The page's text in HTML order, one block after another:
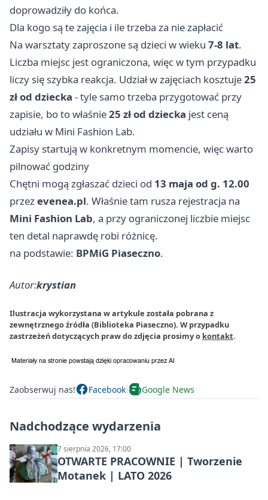
doprowadziły do końca.
Dla kogo są te zajęcia i ile trzeba za nie zapłacić
Na warsztaty zaproszone są dzieci w wieku 7-8 lat.
Liczba miejsc jest ograniczona, więc w tym przypadku
liczy się szybka reakcja. Udział w zajęciach kosztuje25
zł od dziecka - tyle samo trzeba przygotować przy
zapisie, bo to właśnie25 zł od dziecka jest ceną
udziału w Mini Fashion Lab.
Zapisy startują w konkretnym momencie, więc warto
pilnować godziny
Chętni mogą zgłaszać dzieci od 13 maja od g. 12.00
przezevenea.pl. Właśnie tam rusza rejestracja na
Mini Fashion Lab, a przy ograniczonej liczbie miejsc
ten detal naprawdę robi różnicę.
na podstawie: BPMiG Piaseczno.
Autor:krystian
Ilustracja wykorzystana w artykule została pobrana z
zewnętrznego źródła (Biblioteka Piaseczno). W przypadku
zastrzeżeń dotyczących praw do zdjęcia prosimy o kontakt.
Zaobserwuj nas! Facebook Google News
Nadchodzące wydarzenia
7 sierpnia 2026, 17:00
OTWARTE PRACOWNIE | Tworzenie
Motanek | LATO 2026